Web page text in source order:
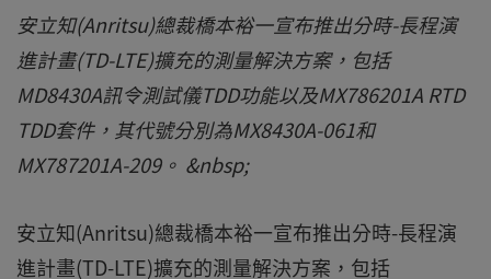
安立知(Anritsu)總裁橋本裕一宣布推出分時-長程演
進計畫(TD-LTE)擴充的測量解決方案，包括
MD8430A訊令測試儀TDD功能以及MX786201A RTD
TDD套件，其代號分別為MX8430A-061和
MX787201A-209。 &nbsp;
安立知(Anritsu)總裁橋本裕一宣布推出分時-長程演
進計畫(TD-LTE)擴充的測量解決方案，包括